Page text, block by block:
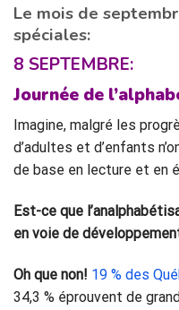
Le mois de
spéciales:
8 SEPTEMBRE:
Journée de
Imagine, malgré les
d’adultes et d’enfants
de base en lecture et en
Est-ce que l’
en voie de
Oh que non! 19 % des
34,3 % éprouvent de